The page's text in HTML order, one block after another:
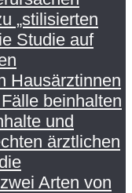
„stilisierten
Studie auf
Hausärztinnen
beinhalten
und
ärztlichen
Arten von